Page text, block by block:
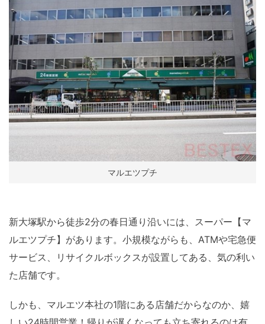
マルエツプチ
新大塚駅から徒歩2分の春日通り沿いには、スーパー【マ
ルエツプチ】があります。小規模ながらも、ATMや宅急便
サービス、リサイクルボックスが設置してある、気の利い
た店舗です。
しかも、マルエツ本社の1階にある店舗だからなのか、嬉